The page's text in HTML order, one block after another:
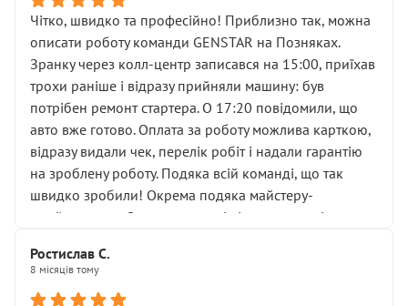
ущільнювачів.
Що прикро — це не перший мій візит. Раніше міняв у
вас стартер, і тоді сервіс наче справив хороше
враження. Але згодом знайшов декілька гайок під
лобовим склом. Мені пояснили, що це “старі гайки, які
відкручували”, і попросили не хвилюватися. ( надіюсь
новий власник, не застяг в полі))
Але після нинішнього візиту такі дрібниці вже не
здаються дрібницями.
Я — клієнт, який працює на довірі, і саме її цей сервіс
Хотілося б більше:
• належної уваги до авто
• прозорості в роботах і рахунках
Чітко, швидко та професійно! Приблизно так, можна
описати роботу команди GENSTAR на Позняках.
Зранку через колл-центр записався на 15:00, приїхав
трохи раніше і відразу прийняли машину: був
потрібен ремонт стартера. О 17:20 повідомили, що
авто вже готово. Оплата за роботу можлива карткою,
відразу видали чек, перелік робіт і надали гарантію
на зроблену роботу. Подяка всій команді, що так
швидко зробили! Окрема подяка майстеру-
приймальнику Олександру: всі чітко та по суті.
звертатися до цього автосервісу.
Ростислав С.
8 місяців тому